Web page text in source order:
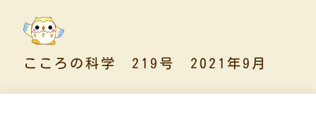
こころの科学 219号 2021年9月